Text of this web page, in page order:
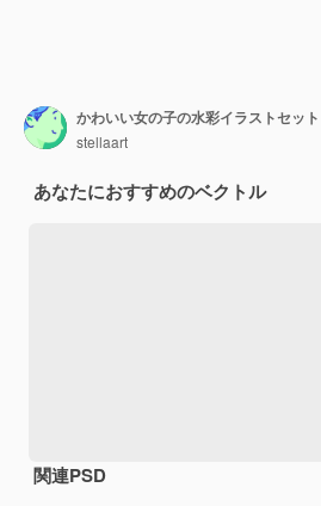
かわいい女の子の水彩イラストセット
stellaart
あなたにおすすめのベクトル
関連PSD